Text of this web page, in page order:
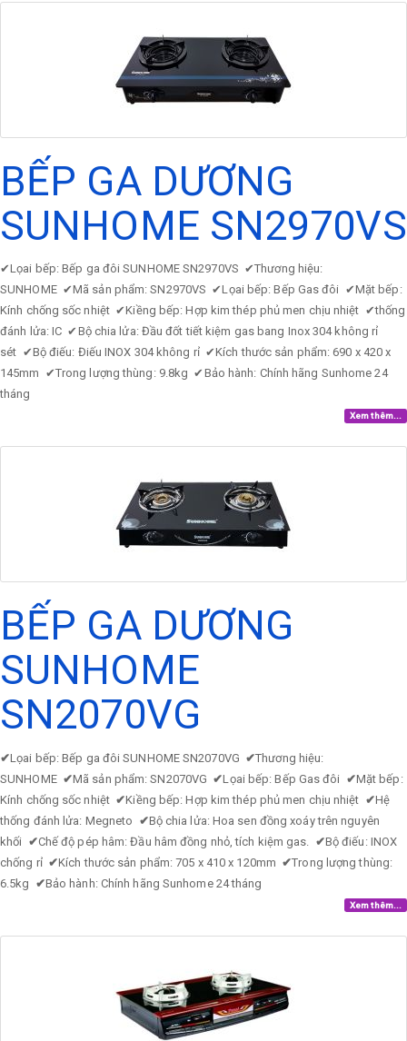
BẾP GA DƯƠNG
SUNHOME SN2970VS
✔Lọai bếp: Bếp ga đôi SUNHOME SN2970VS ✔Thương hiệu:
SUNHOME ✔Mã sản phẩm: SN2970VS ✔Lọai bếp: Bếp Gas đôi ✔Mặt bếp:
Kính chống sốc nhiệt ✔Kiềng bếp: Hợp kim thép phủ men chịu nhiệt ✔thống
đánh lửa: IC ✔ Bộ chia lửa: Đầu đốt tiết kiệm gas bang Inox 304 không rỉ
sét ✔Bộ điếu: Điếu INOX 304 không rỉ ✔Kích thước sản phẩm: 690 x 420 x
145mm ✔Trong lượng thùng: 9.8kg ✔ Bảo hành: Chính hãng Sunhome 24
tháng
Xem thêm...
BẾP GA DƯƠNG
SUNHOME
SN2070VG
✔Lọai bếp: Bếp ga đôi SUNHOME SN2070VG ✔Thương hiệu:
SUNHOME ✔Mã sản phẩm: SN2070VG ✔Lọai bếp: Bếp Gas đôi ✔Mặt bếp:
Kính chống sốc nhiệt ✔Kiềng bếp: Hợp kim thép phủ men chịu nhiệt ✔Hệ
thống đánh lửa: Megneto ✔Bộ chia lửa: Hoa sen đồng xoáy trên nguyên
khối ✔Chế độ pép hâm: Đầu hâm đồng nhỏ, tích kiệm gas. ✔Bộ điếu: INOX
chống rỉ ✔Kích thước sản phẩm: 705 x 410 x 120mm ✔Trong lượng thùng:
6.5kg ✔Bảo hành: Chính hãng Sunhome 24 tháng
Xem thêm...